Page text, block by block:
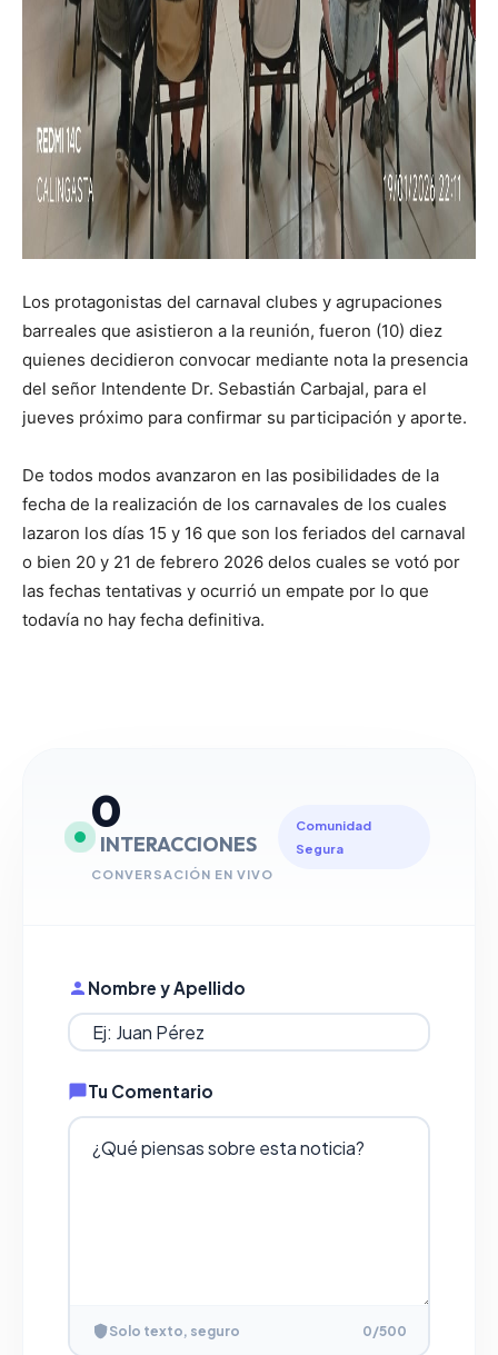
Los protagonistas del carnaval clubes y agrupaciones
barreales que asistieron a la reunión, fueron (10) diez
quienes decidieron convocar mediante nota la presencia
del señor Intendente Dr. Sebastián Carbajal, para el
jueves próximo para confirmar su participación y aporte.
De todos modos avanzaron en las posibilidades de la
fecha de la realización de los carnavales de los cuales
lazaron los días 15 y 16 que son los feriados del carnaval
o bien 20 y 21 de febrero 2026 delos cuales se votó por
las fechas tentativas y ocurrió un empate por lo que
todavía no hay fecha definitiva.
0
INTERACCIONES
CONVERSACIÓN EN VIVO
Comunidad
Segura
Nombre y Apellido
Tu Comentario
Solo texto, seguro 0/500